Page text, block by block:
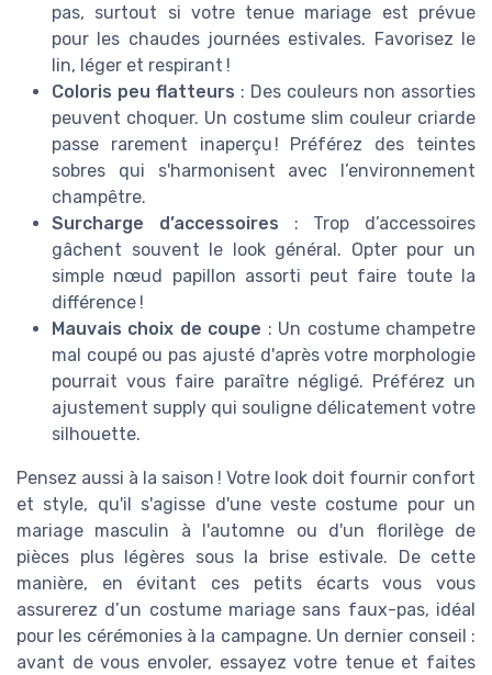
pas, surtout si votre tenue mariage est prévue
pour les chaudes journées estivales. Favorisez le
lin, léger et respirant !
Coloris peu flatteurs : Des couleurs non assorties
peuvent choquer. Un costume slim couleur criarde
passe rarement inaperçu ! Préférez des teintes
sobres qui s'harmonisent avec l’environnement
champêtre.
Surcharge d’accessoires : Trop d’accessoires
gâchent souvent le look général. Opter pour un
simple nœud papillon assorti peut faire toute la
différence !
Mauvais choix de coupe : Un costume champetre
mal coupé ou pas ajusté d'après votre morphologie
pourrait vous faire paraître négligé. Préférez un
ajustement supply qui souligne délicatement votre
silhouette.
Pensez aussi à la saison ! Votre look doit fournir confort
et style, qu'il s'agisse d'une veste costume pour un
mariage masculin à l'automne ou d'un florilège de
pièces plus légères sous la brise estivale. De cette
manière, en évitant ces petits écarts vous vous
assurerez d’un costume mariage sans faux-pas, idéal
pour les cérémonies à la campagne. Un dernier conseil :
avant de vous envoler, essayez votre tenue et faites